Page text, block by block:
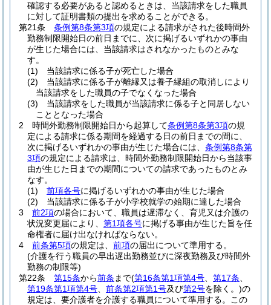
確認する必要があると認めるときは、当該請求をした職員
に対して証明書類の提出を求めることができる。
第21条
条例第8条第3項の規定による請求がされた後時間外
勤務制限開始日の前日までに、次に掲げるいずれかの事由
が生じた場合には、当該請求はされなかったものとみな
す。
(1)
当該請求に係る子が死亡した場合
(2)
当該請求に係る子が離縁又は養子縁組の取消しにより
当該請求をした職員の子でなくなった場合
(3)
当該請求をした職員が当該請求に係る子と同居しない
こととなった場合
2
時間外勤務制限開始日から起算して条例第8条第3項の規
定による請求に係る期間を経過する日の前日までの間に、
次に掲げるいずれかの事由が生じた場合には、 条例第8条第
3項の規定による請求は、時間外勤務制限開始日から当該事
由が生じた日までの期間についての請求であったものとみ
なす。
(1)
前項各号に掲げるいずれかの事由が生じた場合
(2)
当該請求に係る子が小学校就学の始期に達した場合
3
前2項の場合において、職員は遅滞なく、育児又は介護の
状況変更届により、 第1項各号に掲げる事由が生じた旨を任
命権者に届け出なければならない。
4
前条第5項の規定は、 前項の届出について準用する。
(介護を行う職員の早出遅出勤務並びに深夜勤務及び時間外
勤務の制限等)
第22条
第15条から前条 まで(第16条第1項第4号 第17条
第19条第1項第4号
前条第2項第1号及び第2号を除く。)の
規定は、要介護者を介護する職員について準用する。
この